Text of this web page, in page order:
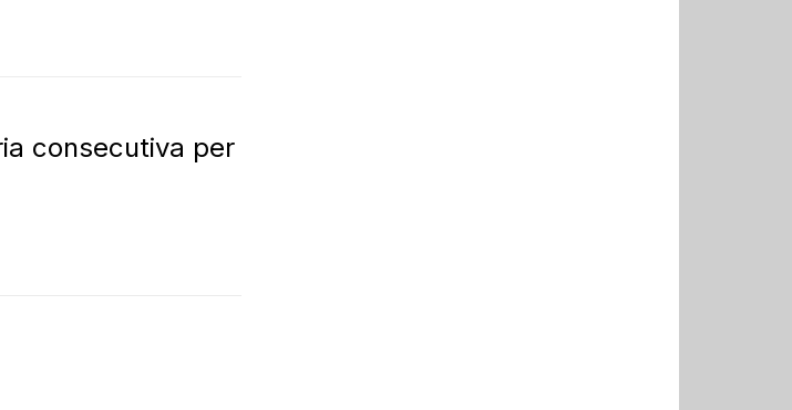
consecutiva per